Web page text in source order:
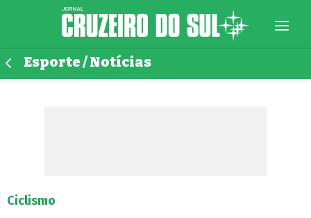
Esporte / Notícias
Ciclismo